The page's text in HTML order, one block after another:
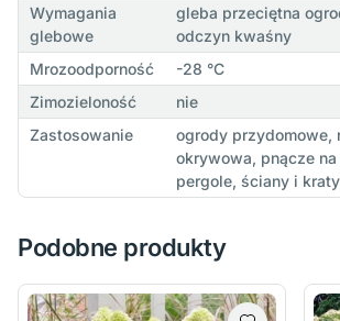
Wymagania
glebowe
gleba przeciętna
odczyn kwaśny
Mrozoodporność
-28 °C
Zimozieloność
nie
Zastosowanie
ogrody przydomowe,
okrywowa, pnącze
pergole, ściany i kraty
Podobne produkty